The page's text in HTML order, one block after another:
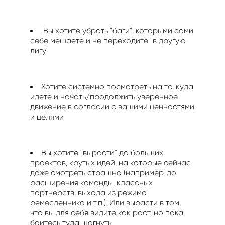
Вы хотите убрать "баги", которыми сами
себе мешаете и не переходите "в другую
лигу"
Хотите системно посмотреть на то, куда
идете и начать/продолжить уверенное
движение в согласии с вашими ценностями
и целями
Вы хотите "вырасти" до больших
проектов, крутых идей, на которые сейчас
даже смотреть страшно (например, до
расширения команды, классных
партнерств, выхода из режима
ремесленника и т.п.). Или вырасти в том,
что вы для себя видите как рост, но пока
боитесь туда шагнуть.